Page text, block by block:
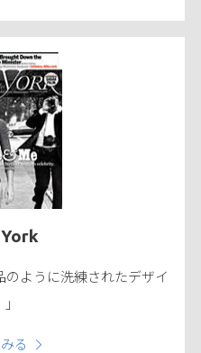
のように洗練されたデザイ
る